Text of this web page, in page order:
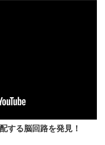
する脳回路を発見！